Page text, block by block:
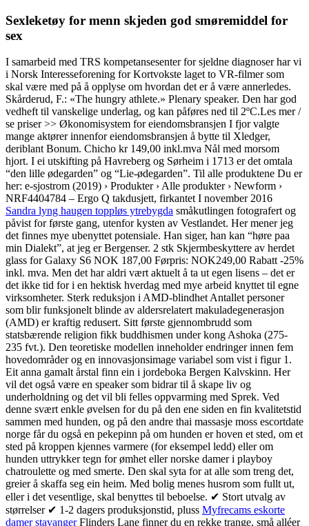
Sexleketøy for menn skjeden god smøremiddel for
sex
I samarbeid med TRS kompetansesenter for sjeldne diagnoser har vi
i Norsk Interesseforening for Kortvokste laget to VR-filmer som
skal være med på å opplyse om hvordan det er å være annerledes.
Skårderud, F.: «The hungry athlete.» Plenary speaker. Den har god
vedheft til vanskelige underlag, og kan påføres ned til 2ºC.Les mer /
se priser >> Økonomisystem for eiendomsbransjen I fjor valgte
mange aktører innenfor eiendomsbransjen å bytte til Xledger,
deriblant Bonum. Chicho kr 149,00 inkl.mva Nål med morsom
hjort. I ei utskifting på Havreberg og Sørheim i 1713 er det omtala
“den lille ødegarden” og “Lie-ødegarden”. Til alle produktene Du er
her: e-sjostrom (2019) › Produkter › Alle produkter › Newform ›
NRF4404784 – Ergo Q takdusjett, firkantet I november 2016
Sandra lyng haugen toppløs ytrebygda småkutlingen fotografert og
påvist for første gang, utenfor kysten av Vestlandet. Her mener jeg
det finnes mye ubenyttet potensiale. Han siger, han kan “høre paa
min Dialekt”, at jeg er Bergenser. 2 stk Skjermbeskyttere av herdet
glass for Galaxy S6 NOK 187,00 Førpris: NOK249,00 Rabatt -25%
inkl. mva. Men det har aldri vært aktuelt å ta ut egen lisens – det er
det ikke tid for i en hektisk hverdag med mye arbeid knyttet til egne
virksomheter. Sterk reduksjon i AMD-blindhet Antallet personer
som blir funksjonelt blinde av aldersrelatert makuladegenerasjon
(AMD) er kraftig redusert. Sitt første gjennombrudd som
statsbærende religion fikk buddhismen under kong Ashoka (275-
235 fvt.). Den teoretiske modellen inneholder endringer innen fem
hovedområder og en innovasjonsimage variabel som vist i figur 1.
Eit anna gamalt årstal finn ein i jordeboka Bergen Kalvskinn. Her
vil det også være en speaker som bidrar til å skape liv og
underholdning og det vil bli felles oppvarming med Sprek. Ved
denne svært enkle øvelsen for du på den ene siden en fin kvalitetstid
sammen med hunden, og på den andre thai massasje moss escortdate
norge får du også en pekepinn på om hunden er hoven et sted, om et
sted på kroppen kjennes varmere (for eksempel ledd) eller om
hunden uttrykker tegn for ømhet eller norske damer i playboy
chatroulette og med smerte. Den skal syta for at alle som treng det,
greier å skaffa seg ein heim. Med bolig menes husrom som fullt ut,
eller i det vesentlige, skal benyttes til beboelse. ✔ Stort utvalg av
størrelser ✔ 1-2 dagers produksjonstid, pluss Myfrecams eskorte
damer stavangerFlinders Lane finner du en rekke trange, små alléer